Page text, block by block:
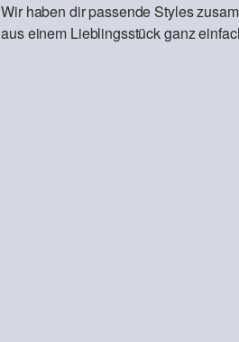
Wir haben dir passende Styles
aus einem Lieblingsstück ganz